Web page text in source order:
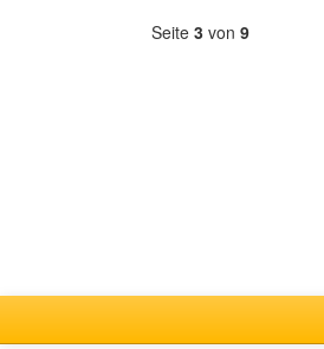
Seite 3 von 9